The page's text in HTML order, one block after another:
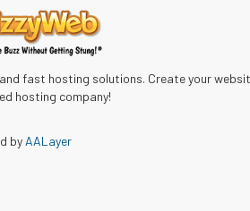
fast hosting solutions. Create your
hosting company!
by AALayer